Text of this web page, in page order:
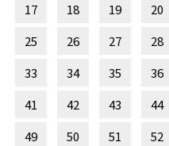
17
18 19 20
25
26 27 28
33
34 35 36
41
42 43 44
49
50 51 52